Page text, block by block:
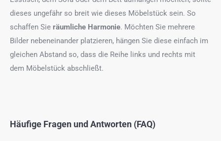
dieses ungefähr so breit wie dieses Möbelstück sein. So
schaffen Sie räumliche Harmonie. Möchten Sie mehrere
Bilder nebeneinander platzieren, hängen Sie diese einfach im
gleichen Abstand so, dass die Reihe links und rechts mit
dem Möbelstück abschließt.
Häufige Fragen und Antworten (FAQ)